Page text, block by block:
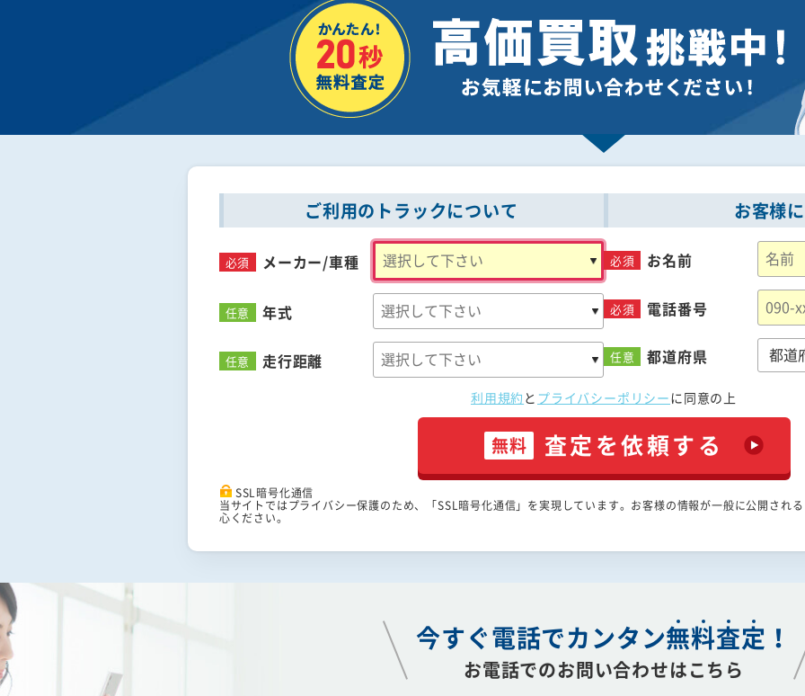
ご利用のトラックについて
必須 メーカー/車種
任意 年式
任意 走行距離
お客様
必須 お名前
必須 電話番号
任意 都道府県
利用規約 と プライバシーポリシーに 同意の上
無料 査定を依頼する
SSL暗号化通信
当サイトではプライバシー保護のため、「SSL暗号化通信」を実現しています。お客様の情報が一般に公開され
心ください。
今すぐ電話でカンタン無料査定 ！
お電話でのお問い合わせはこちら